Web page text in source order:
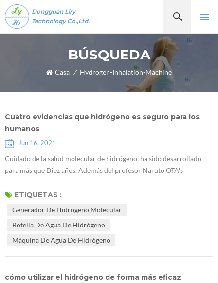
Dongguan Liry
Technology Co.,Ltd.
BÚSQUEDA
Casa / Hydrogen-Inhalation-Machine
Cuatro evidencias que hidrógeno es seguro para los
humanos
Jun 16, 2021
Cuidado de la salud molecular de hidrógeno. ha sido desarrollado
para más que Diez años. Además del profesor Naruto OTA's
descubrimiento de que Moléculas de hidrógenoTienen propiedades
antioxidantes selectivas en 2007, algunos académicos han
ciertos citoquinas. A medi...
ETIQUETAS :
Generador De Hidrógeno Molecular
Botella De Agua De Hidrógeno
Máquina De Agua De Hidrógeno
cómo utilizar el hidrógeno de forma más eficaz